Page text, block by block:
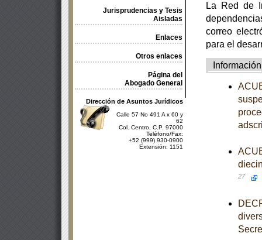
Jurisprudencias y Tesis
Aisladas
Enlaces
Otros enlaces
Página del
Abogado General
Dirección de Asuntos Jurídicos
Calle 57 No 491 A x 60 y
62
Col. Centro, C.P. 97000
Teléfono/Fax:
+52 (999) 930-0900
Extensión: 1151
La Red de
correo
para el
Información
27